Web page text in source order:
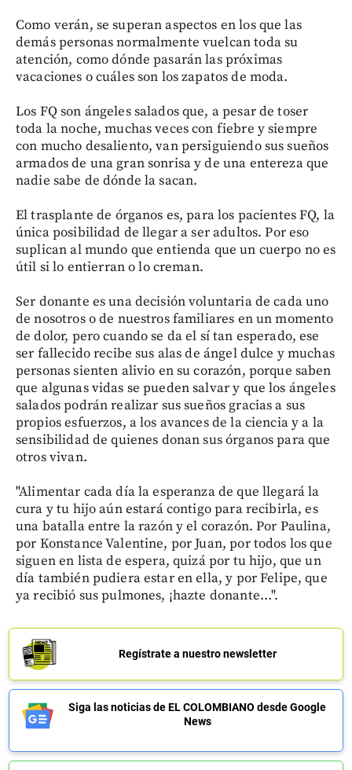
Como verán, se superan aspectos en los que las
demás personas normalmente vuelcan toda su
atención, como dónde pasarán las próximas
vacaciones o cuáles son los zapatos de moda.
Los FQ son ángeles salados que, a pesar de toser
toda la noche, muchas veces con fiebre y siempre
con mucho desaliento, van persiguiendo sus sueños
armados de una gran sonrisa y de una entereza que
nadie sabe de dónde la sacan.
El trasplante de órganos es, para los pacientes FQ, la
única posibilidad de llegar a ser adultos. Por eso
suplican al mundo que entienda que un cuerpo no es
útil si lo entierran o lo creman.
Ser donante es una decisión voluntaria de cada uno
de nosotros o de nuestros familiares en un momento
de dolor, pero cuando se da el sí tan esperado, ese
ser fallecido recibe sus alas de ángel dulce y muchas
personas sienten alivio en su corazón, porque saben
que algunas vidas se pueden salvar y que los ángeles
salados podrán realizar sus sueños gracias a sus
propios esfuerzos, a los avances de la ciencia y a la
sensibilidad de quienes donan sus órganos para que
otros vivan.
"Alimentar cada día la esperanza de que llegará la
cura y tu hijo aún estará contigo para recibirla, es
una batalla entre la razón y el corazón. Por Paulina,
por Konstance Valentine, por Juan, por todos los que
siguen en lista de espera, quizá por tu hijo, que un
día también pudiera estar en ella, y por Felipe, que
ya recibió sus pulmones, ¡hazte donante…".
Regístrate a nuestro newsletter
Siga las noticias de EL COLOMBIANO desde Google
News